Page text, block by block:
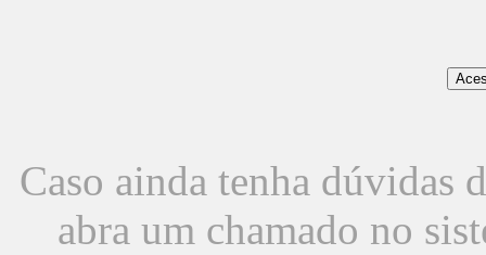
Caso ainda tenha dúvidas
abra um chamado no